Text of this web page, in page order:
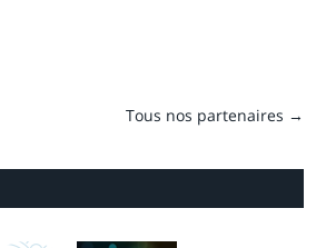
Tous nos partenaires →